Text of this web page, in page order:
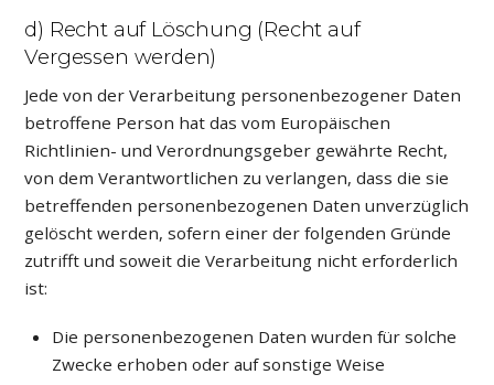
d) Recht auf Löschung (Recht auf
Vergessen werden)
Jede von der Verarbeitung personenbezogener Daten
betroffene Person hat das vom Europäischen
Richtlinien- und Verordnungsgeber gewährte Recht,
von dem Verantwortlichen zu verlangen, dass die sie
betreffenden personenbezogenen Daten unverzüglich
gelöscht werden, sofern einer der folgenden Gründe
zutrifft und soweit die Verarbeitung nicht erforderlich
ist:
Die personenbezogenen Daten wurden für solche
Zwecke erhoben oder auf sonstige Weise